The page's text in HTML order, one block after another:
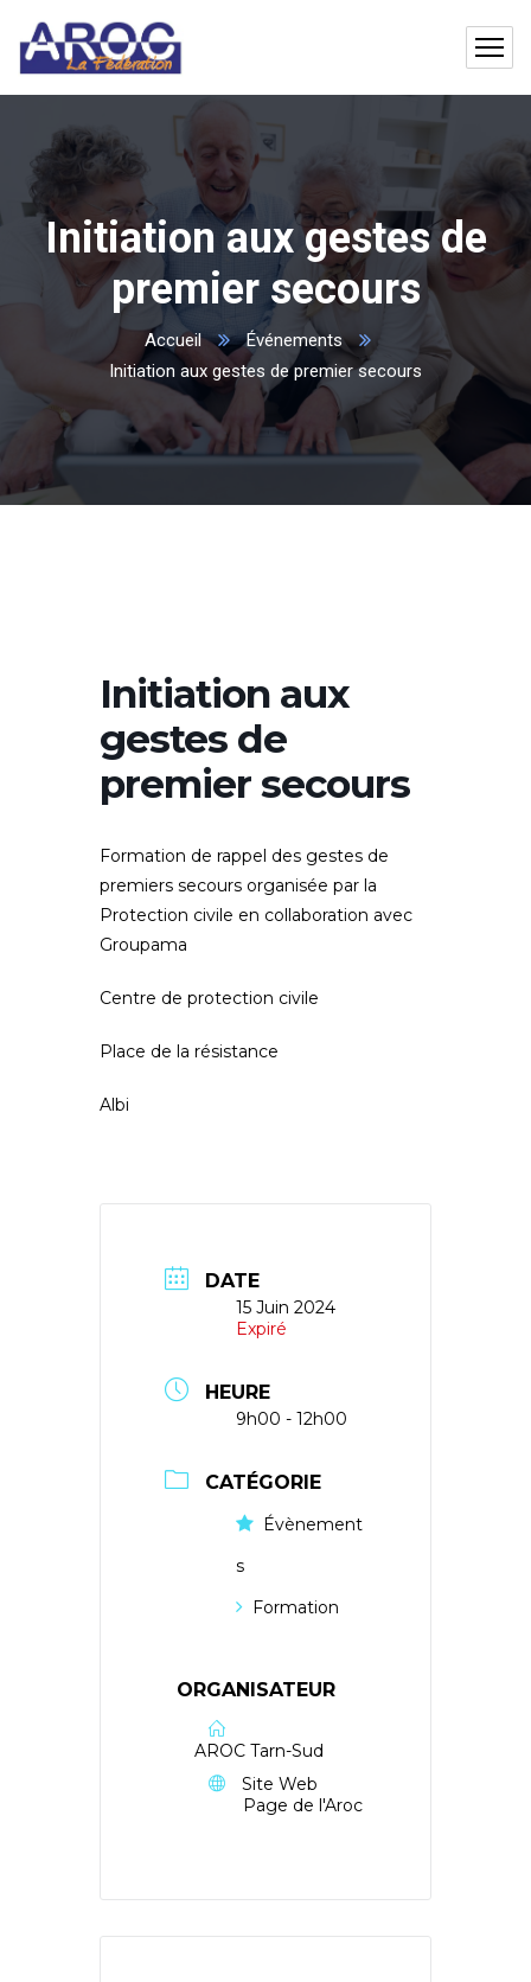
Initiation aux gestes de
premier secours
Accueil
Événements
Initiation aux gestes de premier secours
Initiation aux
gestes de
premier secours
Formation de rappel des gestes de
premiers secours organisée par la
Protection civile en collaboration avec
Groupama
Centre de protection civile
Place de la résistance
Albi
DATE
15 Juin 2024
Expiré
HEURE
9h00 - 12h00
CATÉGORIE
Évènement
s
Formation
ORGANISATEUR
AROC Tarn-Sud
Site Web
Page de l'Aroc